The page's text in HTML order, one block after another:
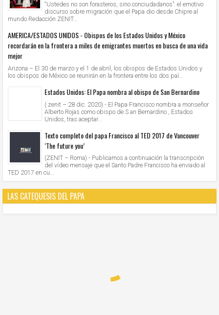
“Ustedes no son forasteros, sino conciudadanos”: el emotivo
discurso sobre migración que el Papa dio desde Chipre al
mundo Redacción ZENIT...
AMERICA/ESTADOS UNIDOS - Obispos de los Estados Unidos y México
recordarán en la frontera a miles de emigrantes muertos en busca de una vida
mejor
Arizona – El 30 de marzo y el 1 de abril, los obispos de Estados Unidos y
los obispos de México se reunirán en la frontera entre los dos paí...
Estados Unidos: El Papa nombra al obispo de San Bernardino
( zenit – 28 dic. 2020).- El Papa Francisco nombra a monseñor
Alberto Rojas como obispo de S an Bernardino , Estados
Unidos, tras aceptar...
Texto completo del papa Francisco al TED 2017 de Vancouver
‘The future you’
(ZENIT – Roma).- Publicamos a continuación la transcripción
del vídeo mensaje que el Santo Padre Francisco ha enviado al
TED 2017 en cu...
LAS CATEQUESIS DEL PAPA